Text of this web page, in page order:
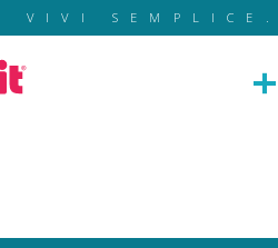
VIVI SEMPLICE.